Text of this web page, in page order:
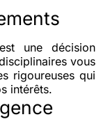
une décision
vous
rigoureuses qui
intérêts.